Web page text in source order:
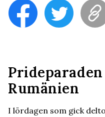
Rumänien
I lördagen som gick